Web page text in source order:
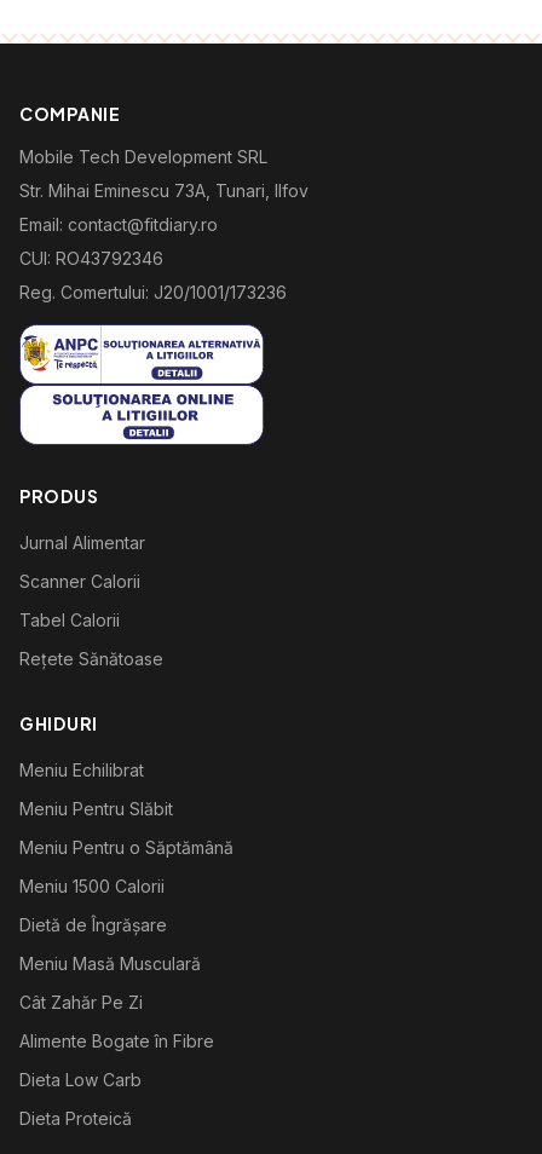
COMPANIE
Mobile Tech Development SRL
Str. Mihai Eminescu 73A, Tunari, Ilfov
Email: contact@fitdiary.ro
CUI: RO43792346
Reg. Comertului: J20/1001/173236
PRODUS
Jurnal Alimentar
Scanner Calorii
Tabel Calorii
Rețete Sănătoase
GHIDURI
Meniu Echilibrat
Meniu Pentru Slăbit
Meniu Pentru o Săptămână
Meniu 1500 Calorii
Dietă de Îngrășare
Meniu Masă Musculară
Cât Zahăr Pe Zi
Alimente Bogate în Fibre
Dieta Low Carb
Dieta Proteică